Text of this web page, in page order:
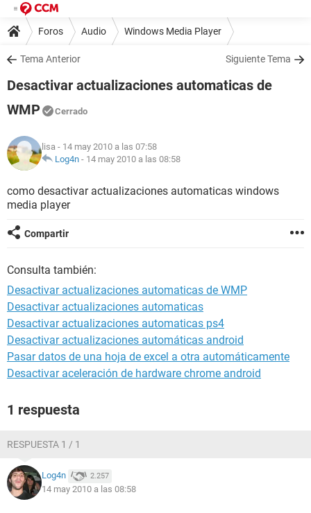
Foros Audio Windows Media Player
Tema Anterior Siguiente Tema
Desactivar actualizaciones automaticas de
WMP
Cerrado
lisa - 14 may 2010 a las 07:58
Log4n - 14 may 2010 a las 08:58
como desactivar actualizaciones automaticas windows
media player
Compartir
Consulta también:
Desactivar actualizaciones automaticas de WMP
Desactivar actualizaciones automaticas
Desactivar actualizaciones automaticas ps4
Desactivar actualizaciones automáticas android
Pasar datos de una hoja de excel a otra automáticamente
Desactivar aceleración de hardware chrome android
1 respuesta
RESPUESTA 1 / 1
Log4n 2.257
14 may 2010 a las 08:58